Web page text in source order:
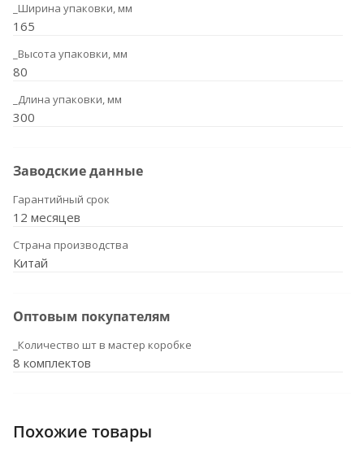
_Ширина упаковки, мм
165
_Высота упаковки, мм
80
_Длина упаковки, мм
300
Заводские данные
Гарантийный срок
12 месяцев
Страна производства
Китай
Оптовым покупателям
_Количество шт в мастер коробке
8 комплектов
Похожие товары